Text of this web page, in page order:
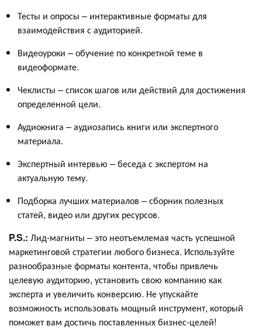
Тесты и опросы – интерактивные форматы для
взаимодействия с аудиторией.
Видеоуроки – обучение по конкретной теме в
видеоформате.
Чеклисты – список шагов или действий для достижения
определенной цели.
Аудиокнига – аудиозапись книги или экспертного
материала.
Экспертный интервью – беседа с экспертом на
актуальную тему.
Подборка лучших материалов – сборник полезных
статей, видео или других ресурсов.
P.S.: Лид-магниты – это неотъемлемая часть успешной
маркетинговой стратегии любого бизнеса. Используйте
разнообразные форматы контента, чтобы привлечь
целевую аудиторию, установить свою компанию как
эксперта и увеличить конверсию. Не упускайте
возможность использовать мощный инструмент, который
поможет вам достичь поставленных бизнес-целей!